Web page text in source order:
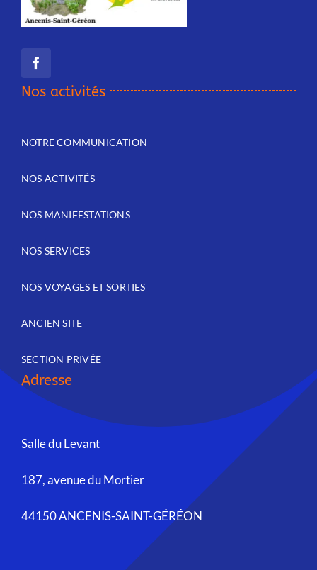
Nos activités
NOTRE COMMUNICATION
NOS ACTIVITÉS
NOS MANIFESTATIONS
NOS SERVICES
NOS VOYAGES ET SORTIES
ANCIEN SITE
SECTION PRIVÉE
Adresse
Salle du Levant
187, avenue du Mortier
44150 ANCENIS-SAINT-GÉRÉON